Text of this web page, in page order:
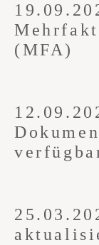
(MFA)